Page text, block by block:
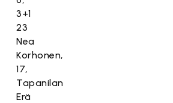
3+1
23
Nea
Korhonen,
17,
Tapanilan
Erä